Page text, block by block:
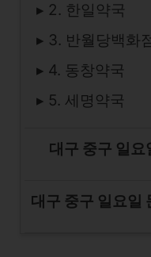
▸ 2. 한일약국
▸ 3. 반월당백화
▸ 4. 동창약국
▸ 5. 세명약국
대구 중구 일요
대구 중구 일요일